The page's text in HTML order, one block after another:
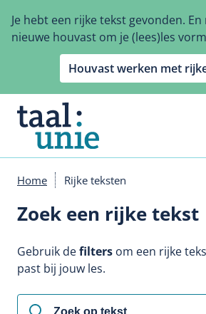
en
naar
gaan
Je hebt een rijke tekst gevonden.
nieuwe houvast om je (lees)les
Houvast werken met
Home Rijke teksten
Zoek een rijke tekst
Gebruik defilters om een rijke
past bij jouw les.